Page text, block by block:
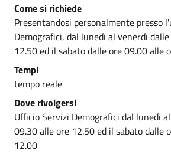
Come si richiede
Presentandosi personalmente presso
Demografici, dal lunedì al venerdì
12.50 ed il sabato dalle ore 09.00 alle
Tempi
tempo reale
Dove rivolgersi
Ufficio Servizi Demografici dal lunedì
09.30 alle ore 12.50 ed il sabato dalle
12.00